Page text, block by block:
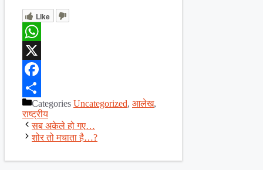
Like
WhatsApp
X
Facebook
ShareCategories Uncategorized, आलेख,
राष्ट्रीय
सब अकेले हो गए…
शोर तो मचाता है…?